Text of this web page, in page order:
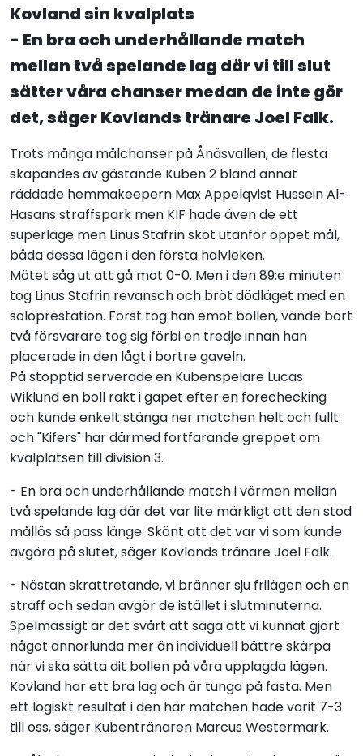
Kovland sin kvalplats
- En bra och underhållande match
mellan två spelande lag där vi till slut
sätter våra chanser medan de inte gör
det, säger Kovlands tränare Joel Falk.
Trots många målchanser på Ånäsvallen, de flesta
skapandes av gästande Kuben 2 bland annat
räddade hemmakeepern Max Appelqvist Hussein Al-
Hasans straffspark men KIF hade även de ett
superläge men Linus Stafrin sköt utanför öppet mål,
båda dessa lägen i den första halvleken.
Mötet såg ut att gå mot 0-0. Men i den 89:e minuten
tog Linus Stafrin revansch och bröt dödläget med en
soloprestation. Först tog han emot bollen, vände bort
två försvarare tog sig förbi en tredje innan han
placerade in den lågt i bortre gaveln.
På stopptid serverade en Kubenspelare Lucas
Wiklund en boll rakt i gapet efter en forechecking
och kunde enkelt stänga ner matchen helt och fullt
och "Kifers" har därmed fortfarande greppet om
kvalplatsen till division 3.
- En bra och underhållande match i värmen mellan
två spelande lag där det var lite märkligt att den stod
mållös så pass länge. Skönt att det var vi som kunde
avgöra på slutet, säger Kovlands tränare Joel Falk.
- Nästan skrattretande, vi bränner sju frilägen och en
straff och sedan avgör de istället i slutminuterna.
Spelmässigt är det svårt att säga att vi kunnat gjort
något annorlunda mer än individuell bättre skärpa
när vi ska sätta dit bollen på våra upplagda lägen.
Kovland har ett bra lag och är tunga på fasta. Men
ett logiskt resultat i den här matchen hade varit 7-3
till oss, säger Kubentränaren Marcus Westermark.